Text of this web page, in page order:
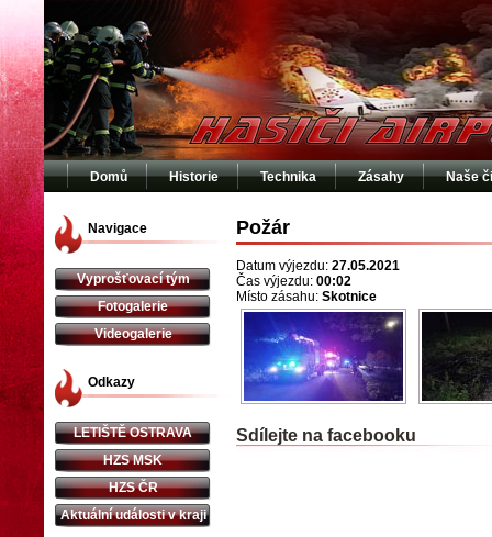
Domů Historie Technika Zásahy Naše
Navigace
Vyprošťovací tým
Fotogalerie
Videogalerie
Odkazy
LETIŠTĚ OSTRAVA
HZS MSK
HZS ČR
Aktuální události v kraji
Požár
Datum výjezdu: 27.05.2021
Čas výjezdu: 00:02
Místo zásahu: Skotnice
Sdílejte na facebooku